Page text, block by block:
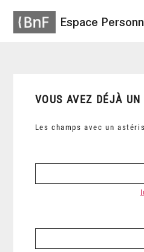
Espace
VOUS AVEZ DÉJÀ
Les champs avec un